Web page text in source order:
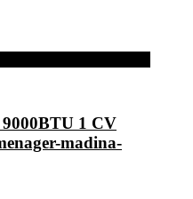
1 CV
madina-